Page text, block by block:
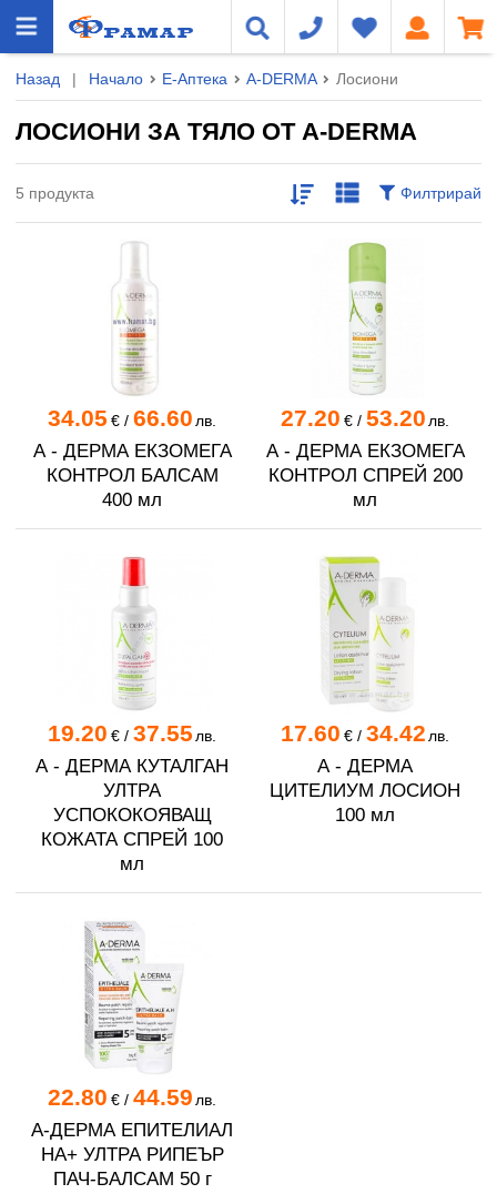
Назад | Начало Е-Аптека A-DERMA Лосиони
ЛОСИОНИ ЗА ТЯЛО ОТ A-DERMA
5 продукта Филтрирай
34.05 €/ 66.60 лв.
А - ДЕРМА ЕКЗОМЕГА
КОНТРОЛ БАЛСАМ
400 мл
27.20 €/ 53.20 лв.
А - ДЕРМА ЕКЗОМЕГА
КОНТРОЛ СПРЕЙ 200
мл
19.20 €/ 37.55 лв.
А - ДЕРМА КУТАЛГАН
УЛТРА
УСПОКОКОЯВАЩ
КОЖАТА СПРЕЙ 100
мл
17.60 €/ 34.42 лв.
А - ДЕРМА
ЦИТЕЛИУМ ЛОСИОН
100 мл
22.80 €/ 44.59 лв.
А-ДЕРМА ЕПИТЕЛИАЛ
HA+ УЛТРА РИПЕЪР
ПАЧ-БАЛСАМ 50 г